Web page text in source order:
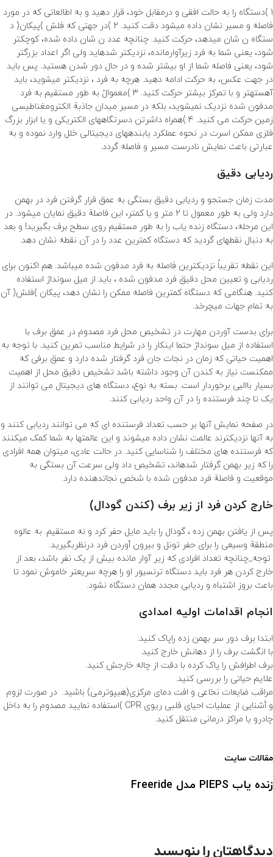
1 )دستگاه را به حالت افقی و درمقابل خود، قرار دهید و به اطالعاتی که در مورد
فاصله و مسیر نشان داده میشود دقت کنید. 2 )در جهتی که فلش )پیکان( د
ستگاه ن شان میدهد، حرکت کنید. چنانچه عدد ن شان داده شده، کوچکتر
شود، یعنی شما به فرد زیرآوارمانده، نزدیکتر شدهاید ولی اگر اعداد بزرگتر
شود، یعنی فاصله شما از او بیشتر شده و در حال دور شدن هستید. پس باید
در جهت عکس، به حرکت ادامه دهید. هرچه به فرد ، نزدیکتر میشوید، باید
آهستهتر و با تمرکز بیشتر حرکت کنید. 3 )معموالً به طور مستقیم به فرد
مدفون شده نزدیک نمیشوید، بلکه در مسیر میدان جاذبة الکترومغناطیسی
زمین حرکت می کنید. 4 )همراه داشرتن دسرتگاههای الکتریکی و یا ابزار بزرگ
فلزی ممکن اسرت در نحوه عملکرد یابندههای دیجیتالی خلل وارد نموده و به
عبارتی باعث نمایش نادرست مسیر و فاصله گردد.
ردیابی دقیق
مدت زمان جستجو و ردیابی دقیق بستگی به عمق قرار گرفتن فرد در بهمن
دارد ولی به طور معمول تا 2 متر و یا کمتر، این فاصلة دقیق نمایان میشود. در
این مرحله، دستگاه زنده یاب را به طور مستقیم روی سطح برف بگیرید! و بعد
به دنبال نقطهای گردید که دستگاه کمترین عدد را در آن نقطه نشان دهد.
این نقطه تقریباً نزدیکترین فاصله به فرد مدفون شده میباشد. هم اکنون برای
ردیابی و تعیین محل دقیق فرد مدفون شده ، باید از میل سونداژ استفاده
کنید. هنگامی که دستگاه کمترین فاصله ممکن را نشان دهد، پیکان )فلش( آن
به تمام جهات میچرخد.
برای بدست آوردن مهارت در تشخیص محل فرد مصدوم در عمق برف با
استفاده از میل سونداژ حتما اینکار را در شرایط مناسب تمرین کنید. با توجه به
اهمیت حیاتی که زمان در نجات جان فرد گرفتار شده دارد و عمق برفی که
ممکنست نیاز به کندن آن وجود داشته باشد تشخیص دقیق محل از اهمیت
بسیار باالیی برخوردار است. بسته به نوع، دستگاه های دیجیتال می توانند از
یک تا چند فرستنده را در آن واحد ردیابی کنند.
در صفحه نمایش آنها بر حسب تعداد فرستنده ای که می توانند ردیابی کنند و
به آنها نزدیکترند عالمت نشان داده میشوند و این عالمتها به شما کمک میکنند
که فرستنده های مختلف را شناسایی کنید. در حالت عادی، میتوان همه افرادی
را که زیر بهمن گرفتار شدهاند، تشخیص داد ولی سرعت آن بستگی به
موقعیت و فاصلة فرد مدفون شده با شخص نجاتدهنده دارد.
خارج کردن فرد از زیر برف (کندن گودال)
پس از یافتن بهمن زده ، گودال را باید مایل حفر کرد و نه مستقیم. به عالوه
منطقة وسیعی را برای حفر تونل و بیرون أوردن فرد درنظربگیرید.
توجه_چنانچه تعداد افرادی که زیر آوار مانده بیش از یک نفر باشد، بعد از
خارج کردن هر فرد باید دستگاه ترنسیور او را هرچه سریعتر خاموش نمود تا
باعث بروز اشتباه و ردیابی مجدد همان دستگاه نشود.
انجام اقدامات اولیه امدادی
ابتدا برف دور سر بهمن زده راپاک کنید.
با انگشت برف را از دهانش خارج کنید.
برف اطرافش را پاک کرده با دقت از چاله خارجش کنید.
علایم حیاتی را بررسی کنید.
مراقب ضایعات نخاعی و افت دمای مرکزی(هیپوترمی) باشید. در صورت لزوم
و أشنایی از عملیات احیای قلبی ریوی CPR )استفاده نمایید مصدوم را به داخل
چادرو یا مراکز درمانی منتقل کنید.
مقالات سایت
زنده یاب PIEPS مدل Freeride
دیدگاهتان را بنویسید